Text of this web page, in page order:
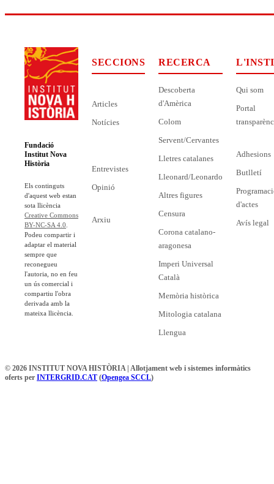
Fundació
Institut Nova
Història
Els continguts
d'aquest web estan
sota llicència
Creative Commons
BY-NC-SA 4.0
Podeu compartir i
adaptar el material
sempre que
reconegueu
l'autoria, no en feu
un ús comercial i
compartiu l'obra
derivada amb la
mateixa llicència.
SECCIONS
Articles
Notícies
Entrevistes
Opinió
Arxiu
RECERCA
Descoberta
d'Amèrica
Colom
Servent/Cervantes
Lletres catalanes
Lleonard/Leonardo
Altres figures
Censura
Corona catalano-
aragonesa
Imperi Universal
Català
Memòria històrica
Mitologia catalana
Llengua
Qui som
Portal
Adhesions
Butlletí
d'actes
Avís legal
© 2026 INSTITUT NOVA HISTÒRIA | Allotjament web i sistemes informàtics
oferts per INTERGRID.CAT (Opengea SCCL)